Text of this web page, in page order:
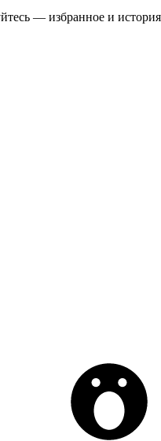
— избранное и